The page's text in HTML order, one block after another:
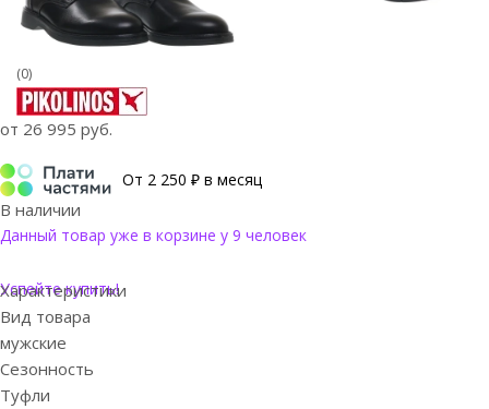
(0)
от 26 995 руб.
От 2 250 ₽ в месяц
В наличии
Данный товар уже в корзине у 9 человек
Успейте купить!
Характеристики
Вид товара
мужские
Сезонность
Туфли